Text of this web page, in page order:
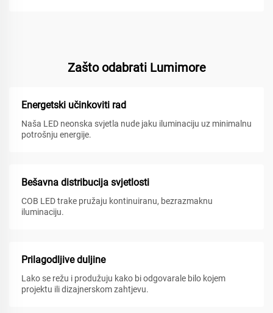
Zašto odabrati Lumimore
Energetski učinkoviti rad
Naša LED neonska svjetla nude jaku iluminaciju uz minimalnu
potrošnju energije.
Bešavna distribucija svjetlosti
COB LED trake pružaju kontinuiranu, bezrazmaknu
iluminaciju.
Prilagodljive duljine
Lako se režu i produžuju kako bi odgovarale bilo kojem
projektu ili dizajnerskom zahtjevu.